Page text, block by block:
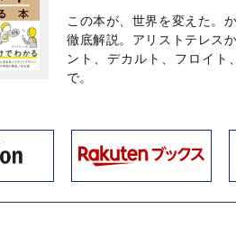
この本が、世界を変えた。
徹底解説。アリストテレス
ント、デカルト、フロイト
で。